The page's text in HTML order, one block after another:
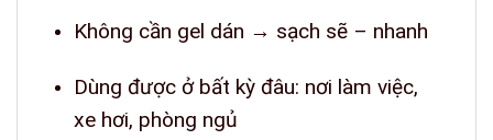
Không cần gel dán → sạch sẽ – nhanh
Dùng được ở bất kỳ đâu: nơi làm việc,
xe hơi, phòng ngủ